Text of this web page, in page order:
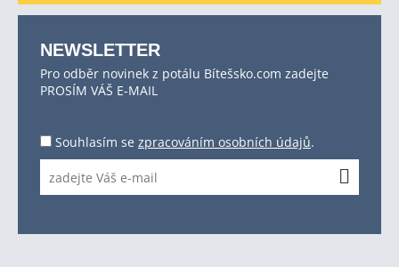
NEWSLETTER
Pro odběr novinek z potálu Bítešsko.com zadejte
PROSÍM VÁŠ E-MAIL
Souhlasím se zpracováním osobních údajů.